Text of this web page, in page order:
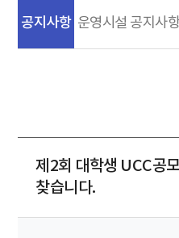
공지사항 운영시설 공지사항
제2회 대학생 UCC공
찾습니다.